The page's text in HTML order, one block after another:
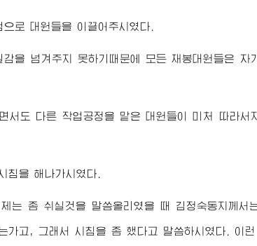
로 대원들을 이끌어주시였다.
을 넘겨주지 못하기때문에 모든 재봉대원들은 자
서도 다른 작업공정을 맡은 대원들이 미처 따라서
침을 해나가시였다.
는 좀 쉬실것을 말씀올리였을 때 김정숙동지 께서
가고, 그래서 시침을 좀 했다고 말씀하시였다. 이